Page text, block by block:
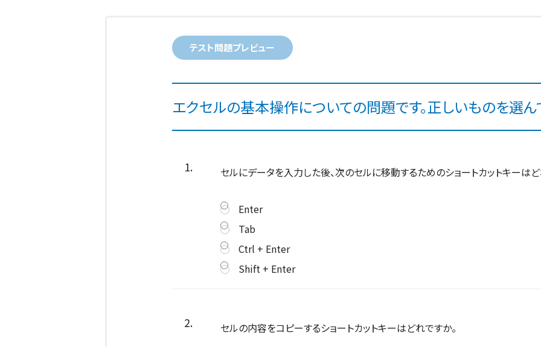
テスト問題プレビュー
エクセルの基本操作についての問題です。正しいものを選ん
1. セルにデータを入力した後、次のセルに移動するためのショートカットキーはど
Enter
Tab
Ctrl + Enter
Shift + Enter
2. セルの内容をコピーするショートカットキーはどれですか。